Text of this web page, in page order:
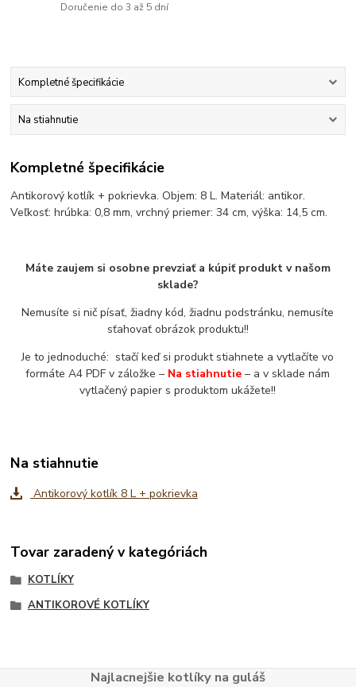
Doručenie do 3 až 5 dní
Kompletné špecifikácie
Na stiahnutie
Kompletné špecifikácie
Antikorový kotlík + pokrievka. Objem: 8 L. Materiál: antikor.
Veľkosť: hrúbka: 0,8 mm, vrchný priemer: 34 cm, výška: 14,5 cm.
Máte zaujem si osobne prevziať a kúpiť produkt v našom
sklade?
Nemusíte si nič písať, žiadny kód, žiadnu podstránku, nemusíte
sťahovať obrázok produktu!!
Je to jednoduché: stačí keď si produkt stiahnete a vytlačíte vo
formáte A4 PDF v záložke – Na stiahnutie – a v sklade nám
vytlačený papier s produktom ukážete!!
Na stiahnutie
Antikorový kotlík 8 L + pokrievka
Tovar zaradený v kategóriách
KOTLÍKY
ANTIKOROVÉ KOTLÍKY
Najlacnejšie kotlíky na guláš